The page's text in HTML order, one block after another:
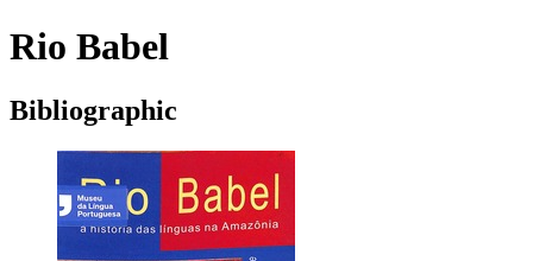
Rio Babel
Bibliographic